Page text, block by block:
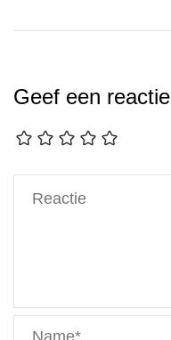
Geef een reactie